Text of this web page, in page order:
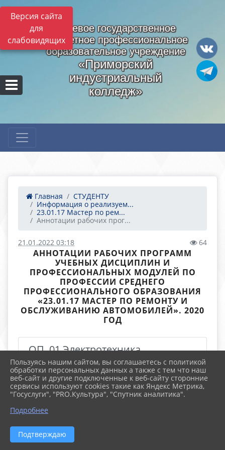
Версия сайта
для
слабовидящих
Краевое государственное
бюджетное профессиональное
образовательное учреждение
«Приморский
индустриальный
колледж»
Главная
СТУДЕНТУ
Информация о реализуем...
23.01.17 Мастер по рем...
Аннотации рабочих прог...
21.01.2022 03:18 64
АННОТАЦИИ РАБОЧИХ ПРОГРАММ
УЧЕБНЫХ ДИСЦИПЛИН И
ПРОФЕССИОНАЛЬНЫХ МОДУЛЕЙ ПО
ПРОФЕССИИ СРЕДНЕГО
ПРОФЕССИОНАЛЬНОГО ОБРАЗОВАНИЯ
«23.01.17 МАСТЕР ПО РЕМОНТУ И
ОБСЛУЖИВАНИЮ АВТОМОБИЛЕЙ». 2020
ГОД
ОП. 01 Электротехника
ОП. 02 Охрана труда
ОП. 03 Материаловедение
ОП. 04 Техническое черчение
Пользуясь нашим сайтом, вы соглашаетесь с политикой
обработки персональных данных а также с тем что наш
веб-сайт и другие подключенные к веб-сайту сторонние
сервисы используют cookies такие как Яндекс Метрика,
"Госуслуги", "PRO.Культура", "Спутник аналитика".
Подробнее
Подтверждаю